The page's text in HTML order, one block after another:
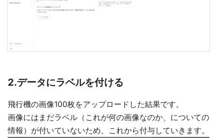
2.データにラベルを付ける
飛行機の画像100枚をアップロードした結果です。
画像にはまだラベル（これが何の画像なのか、についての
情報）が付いていないため、これから付与していきます。